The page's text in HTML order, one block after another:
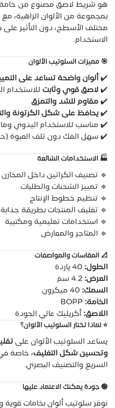
هو شريط لاصق مصنوع من خامة
بمجموعة من الألوان الزاهية،
مختلف الأسطح، دون التأثير
الاستخدام.
🎯 مميزات السلوتيب الألوان
✔️ ألوان واضحة تساعد على
✔️ لاصق قوي وثابت للاستخدام
✔️ مقاوم للشد والتمزق
✔️ يحافظ على شكل الكرتونة
✔️ مناسب للاستخدام اليدوي
✔️ سهل الفك دون تلف العبوة
🏭 الاستخدامات الشائعة
🔹 تصنيف الكراتين داخل المخازن
🔹 تمييز الشحنات والطلبات
🔹 تنظيم خطوط الإنتاج
🔹 تغليف المنتجات بطريقة جذابة
🔹 استخدامات تعليمية ومكتبية
🔹 المتاجر والمعارض
📐 المقاسات والمواصفات
الطول:
العرض:
السمك:
الخامة:
اللاصق: أكريليك عالي الجودة
⭐ لماذا تختار السلوتيب الألوان؟
يساعد السلوتيب الألوان على
وتحسين شكل التغليف، خاصة في
السريع والتصنيف البصري.
🟢 جودة يمكنك الاعتماد عليها
نوفر سلوتيب ألوان بخامات قوية